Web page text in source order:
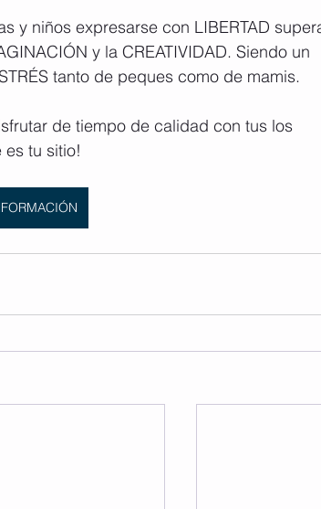
y niños expresarse con LIBERTAD
y la CREATIVIDAD. Siendo un
tanto de peques como de mamis.
de tiempo de calidad con tus los
es tu sitio!